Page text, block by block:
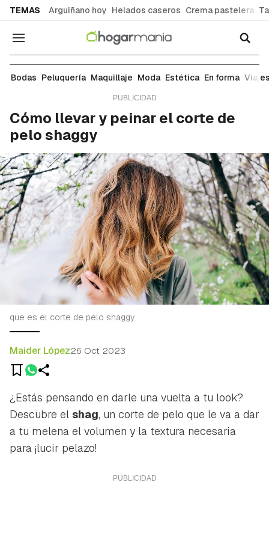
TEMAS Arguiñano hoy Helados caseros Crema pastelera
Navegación
Peluquería
Bodas Peluquería Maquillaje Moda Estética En forma
Cómo llevar y peinar el corte de
pelo shaggy
que es el corte de pelo shaggy
Maider López26 Oct 2023
¿Estás pensando en darle una vuelta a tu look?
Descubre el shag, un corte de pelo que le va a dar
a tu melena el volumen y la textura necesaria
para ¡lucir pelazo!